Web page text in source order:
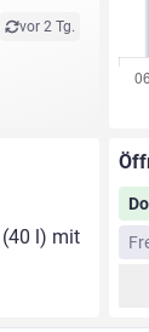
vor 2 Tg.
l) mit